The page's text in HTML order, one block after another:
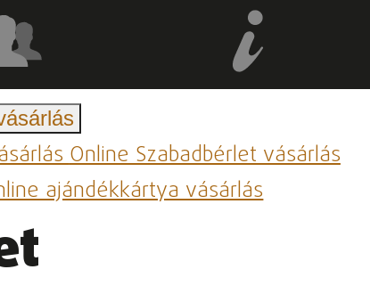
Online Szabadbérlet vásárlás
ajándékkártya vásárlás